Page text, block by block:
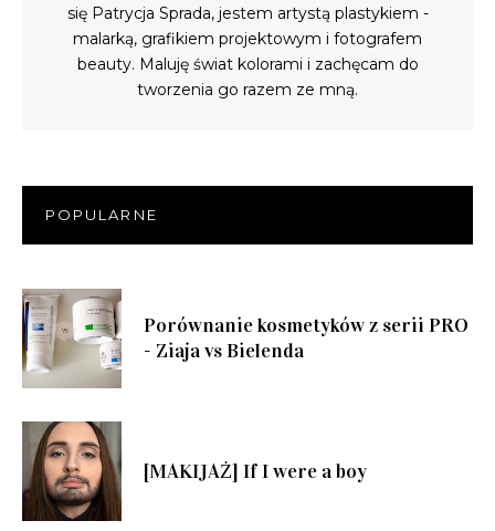
się Patrycja Sprada, jestem artystą plastykiem -
malarką, grafikiem projektowym i fotografem
beauty. Maluję świat kolorami i zachęcam do
tworzenia go razem ze mną.
POPULARNE
Porównanie kosmetyków z serii PRO
- Ziaja vs Bielenda
[MAKIJAŻ] If I were a boy